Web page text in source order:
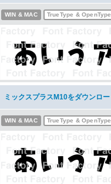
WIN & MAC TrueType & OpenType
ミックスプラスM10をダウンロ
WIN & MAC TrueType & OpenType